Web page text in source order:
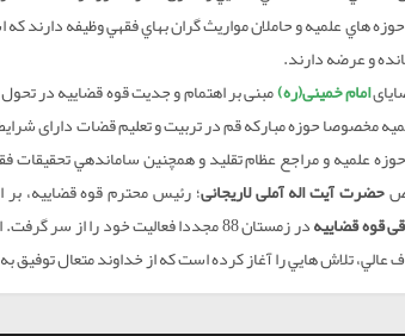
هاي علميه و حاملان مواريث گران بهاي فقهي وظيفه دارند
و عرضه دارند.
امام خمینی(ره)مبنی بر اهتمام و جدیت قوه قضاییه در
مخصوصا حوزه مبارکه قم در تربیت و تعلیم قضات دارای
حوزه علمیه و مراجع عظام تقلید و همچنین ساماندهي تحقيقات
حضرت آیت اله آملی لاریجانی؛ رئيس محترم قوه قضاييه،
قوه قضاییه
در زمستان 88 مجددا فعالیت خود را
تلاش هايي را آغاز كرده است كه از خداوند متعال توفيق